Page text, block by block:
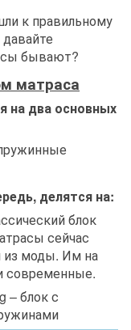
к правильному
бывают?
матраса
на два основных
делятся на:
блок
сейчас
моды. Им на
современные.
– блок с